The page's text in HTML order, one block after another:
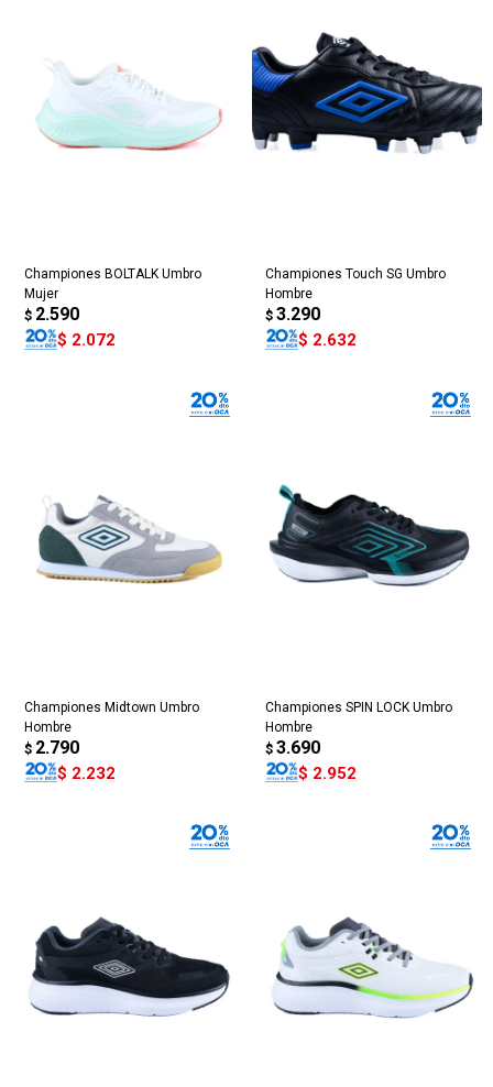
Championes BOLTALK Umbro
Mujer
$ 2.590
$ 2.072
Championes Touch SG Umbro
Hombre
$ 3.290
$ 2.632
Championes Midtown Umbro
Hombre
$ 2.790
$ 2.232
Championes SPIN LOCK Umbro
Hombre
$ 3.690
$ 2.952